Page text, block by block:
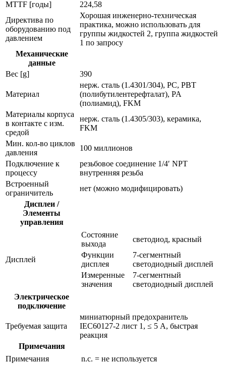
MTTF [годы]
224,58
Директива по
оборудованию под
давлением
Хорошая инженерно-техническая
практика, можно использовать для
группы жидкостей 2, группа жидкостей
1 по запросу
Механические
данные
Вес [g]
390
Материал
нерж. сталь (1.4301/304), PC, PBT
(полибутилентерефталат), PA
(полиамид), FKM
Материалы корпуса
в контакте с изм.
средой
нерж. сталь (1.4305/303), керамика,
FKM
Мин. кол-во циклов
давления
100 миллионов
Подключение к
процессу
резьбовое соединение 1/4′ NPT
внутренняя резьба
Встроенный
ограничитель
нет (можно модифицировать)
Дисплеи /
Элементы
управления
Дисплей
Состояние
выхода
светодиод, красный
Функции
дисплея
7-сегментный
светодиодный дисплей
Измеренные
значения
7-сегментный
светодиодный дисплей
Электрическое
подключение
Требуемая защита
миниатюрный предохранитель
IEC60127-2 лист 1, ≤ 5 A, быстрая
реакция
Примечания
Примечания
n.c. = не используется